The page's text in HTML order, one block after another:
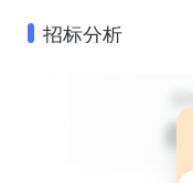
招标分析